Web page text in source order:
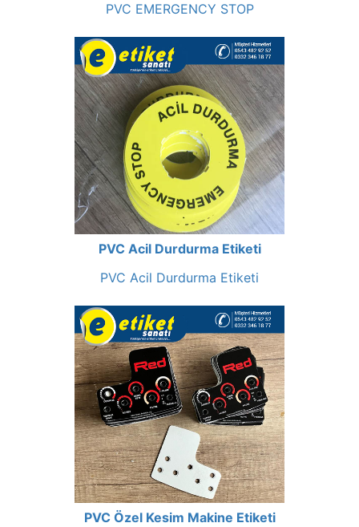
PVC EMERGENCY STOP
PVC Acil Durdurma Etiketi
PVC Acil Durdurma Etiketi
PVC Özel Kesim Makine Etiketi